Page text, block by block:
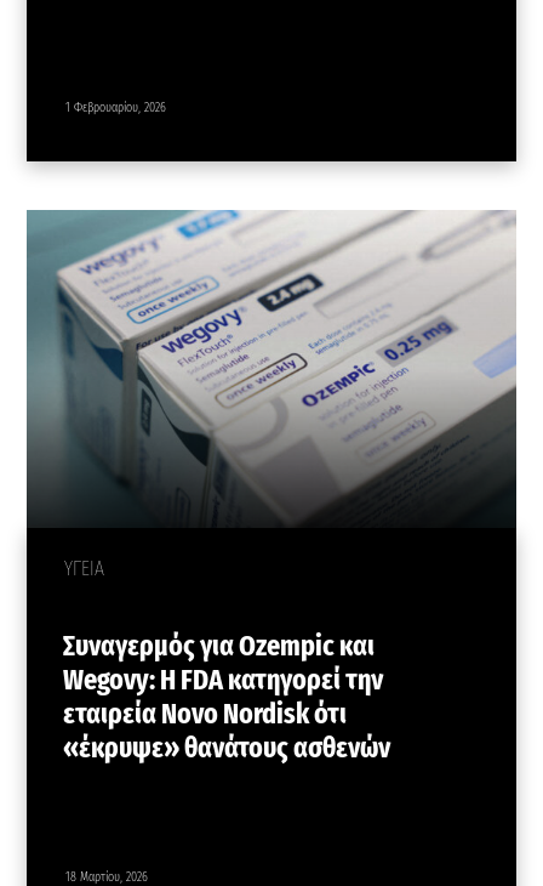
1 Φεβρουαρίου, 2026
ΥΓΕΙΑ
Συναγερμός για Ozempic και
Wegovy: Η FDA κατηγορεί την
εταιρεία Novo Nordisk ότι
«έκρυψε» θανάτους ασθενών
18 Μαρτίου, 2026